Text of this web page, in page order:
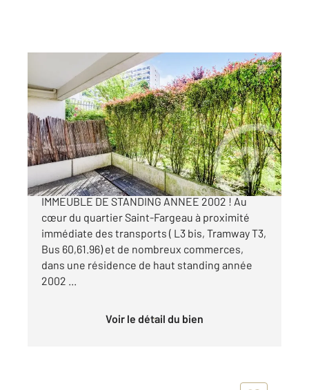
PARIS 75020
43 m2 , 2 pièces
Ref : 11558
Appartement F2 à vendre
330 000 €
BEAU STUDIO AVEC TERRASSE DANS
IMMEUBLE DE STANDING ANNEE 2002 ! Au
cœur du quartier Saint-Fargeau à proximité
immédiate des transports ( L3 bis, Tramway T3,
Bus 60,61.96) et de nombreux commerces,
dans une résidence de haut standing année
2002 ...
Voir le détail du bien